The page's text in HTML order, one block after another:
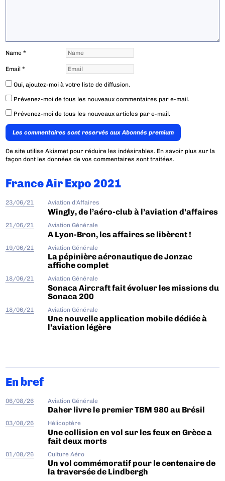
Name*
Email*
Oui, ajoutez-moi à votre liste de diffusion.
Prévenez-moi de tous les nouveaux commentaires par e-mail.
Prévenez-moi de tous les nouveaux articles par e-mail.
Les commentaires sont reservés aux Abonnés premium
Ce site utilise Akismet pour réduire les indésirables. En savoir plus sur la
façon dont les données de vos commentaires sont traitées.
France Air Expo 2021
23/06/21 Aviation d'Affaires
Wingly, de l’aéro-club à l’aviation d’affaires
21/06/21 Aviation Générale
A Lyon-Bron, les affaires se libèrent !
19/06/21 Aviation Générale
La pépinière aéronautique de Jonzac
affiche complet
18/06/21 Aviation Générale
Sonaca Aircraft fait évoluer les missions du
Sonaca 200
18/06/21 Aviation Générale
Une nouvelle application mobile dédiée à
l’aviation légère
En bref
06/08/26 Aviation Générale
Daher livre le premier TBM 980 au Brésil
03/08/26 Hélicoptère
Une collision en vol sur les feux en Grèce a
fait deux morts
01/08/26 Culture Aéro
Un vol commémoratif pour le centenaire de
la traversée de Lindbergh